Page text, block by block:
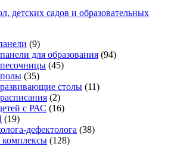
детских садов и образовательных
(9)
для образования (94)
(45)
(35)
столы (11)
(2)
с РАС (16)
(19)
дефектолога (38)
комплексы (128)